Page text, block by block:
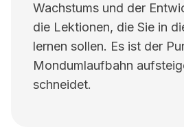
Wachstums und der
die Lektionen, die Sie in
lernen sollen. Es ist der
Mondumlaufbahn
schneidet.